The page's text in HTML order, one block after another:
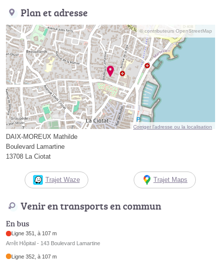
Plan et adresse
© contributeurs OpenStreetMap
Corriger l’adresse ou la localisation
DAIX-MOREUX Mathilde
Boulevard Lamartine
13708 La Ciotat
Trajet Waze Trajet Maps
Venir en transports en commun
En bus
Ligne 351, à 107 m
Arrêt Hôpital - 143 Boulevard Lamartine
Ligne 352, à 107 m